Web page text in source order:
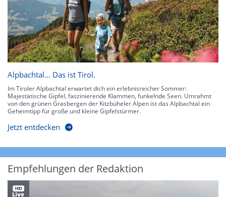
Alpbachtal… Das ist Tirol.
Im Tiroler Alpbachtal erwartet dich ein erlebnisreicher Sommer:
Majestätische Gipfel, faszinierende Klammen, funkelnde Seen. Umrahmt
von den grünen Grasbergen der Kitzbüheler Alpen ist das Alpbachtal ein
Geheimtipp für große und kleine Gipfelstürmer.
Jetzt entdecken
Empfehlungen der Redaktion